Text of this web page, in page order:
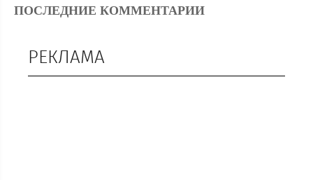
ПОСЛЕДНИЕ КОММЕНТАРИИ
РЕКЛАМА